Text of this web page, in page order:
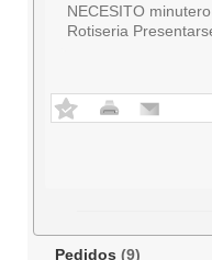
NECESITO
Rotiseria
Pedidos (9)